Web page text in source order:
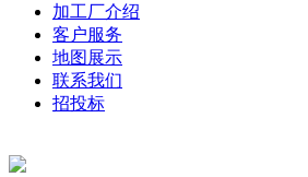
加工厂介绍
客户服务
地图展示
联系我们
招投标